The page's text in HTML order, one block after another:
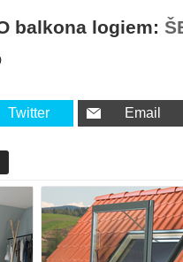
balkona logiem:
Twitter Email